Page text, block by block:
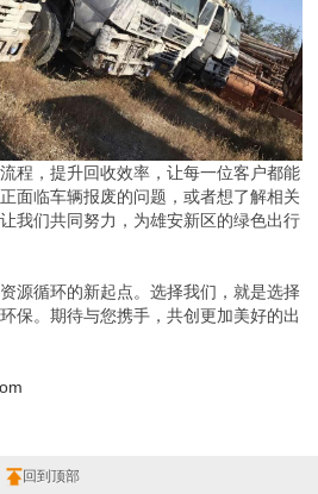
程，提升回收效率，让每一位客户都能
面临车辆报废的问题，或者想了解相关
我们共同努力，为雄安新区的绿色出行
源循环的新起点。选择我们，就是选择
保。期待与您携手，共创更加美好的出
回到顶部